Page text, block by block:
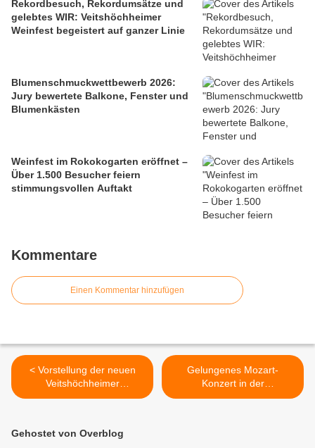
Rekordbesuch, Rekordumsätze und
gelebtes WIR: Veitshöchheimer
Weinfest begeistert auf ganzer Linie
Blumenschmuckwettbewerb 2026:
Jury bewertete Balkone, Fenster und
Blumenkästen
Weinfest im Rokokogarten eröffnet –
Über 1.500 Besucher feiern
stimmungsvollen Auftakt
Kommentare
Einen Kommentar hinzufügen
< Vorstellung der neuen
Veitshöchheimer
Grundschulrektorin
Gelungenes Mozart-
Konzert in der
Christuskirche mit dem
Gehostet von Overblog